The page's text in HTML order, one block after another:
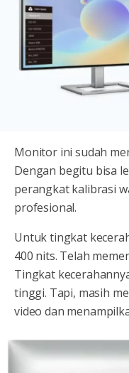
Monitor ini sudah
Dengan begitu bisa
perangkat kalibrasi
profesional.
Untuk tingkat
400 nits. Telah
Tingkat
tinggi. Tapi, masih
video dan